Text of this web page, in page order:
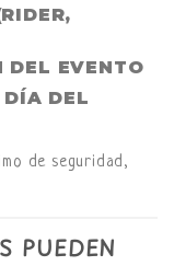
DEL EVENTO
DEL
de seguridad,
PUEDEN